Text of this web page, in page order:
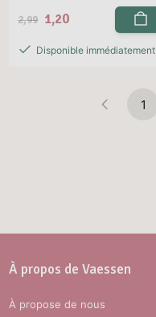
2,99 1,20
Disponible immédiatement
1
À propos de Vaessen
À propose de nous